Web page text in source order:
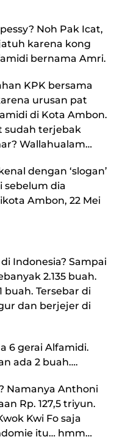
Noh Pak Icat,
karena kong
bernama Amri.
KPK bersama
urusan pat
di Kota Ambon.
sudah terjebak
Wallahualam…
dengan ‘slogan’
sebelum dia
Ambon, 22 Mei
Indonesia? Sampai
2.135 buah.
buah. Tersebar di
dan berjejer di
6 gerai Alfamidi.
ada 2 buah….
Namanya Anthoni
Rp. 127,5 triyun.
Kwi Fo saja
itu… hmm…